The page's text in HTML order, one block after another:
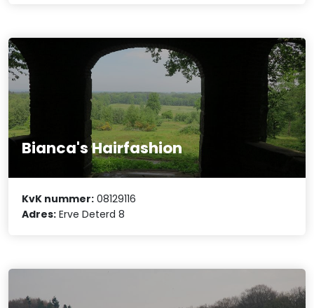
Bianca's Hairfashion
KvK nummer: 08129116
Adres: Erve Deterd 8